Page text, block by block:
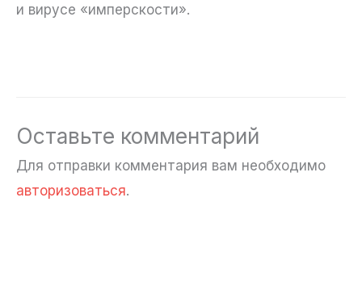
и вирусе «имперскости».
Оставьте комментарий
Для отправки комментария вам необходимо
авторизоваться.